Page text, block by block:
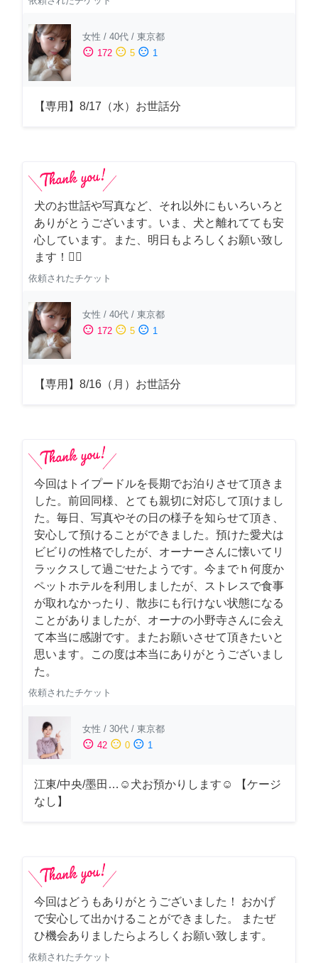
女性 / 40代 / 東京都
sentiment_satisfied 172 sentiment_neutral 5 sentiment_dissatisfied 1
【専用】8/17（水）お世話分
犬のお世話や写真など、それ以外にもいろいろと
ありがとうございます。いま、犬と離れてても安
心しています。また、明日もよろしくお願い致し
ます！🙇‍♂️
依頼されたチケット
女性 / 40代 / 東京都
sentiment_satisfied 172 sentiment_neutral 5 sentiment_dissatisfied 1
【専用】8/16（月）お世話分
今回はトイプードルを長期でお泊りさせて頂きま
した。前回同様、とても親切に対応して頂けまし
た。毎日、写真やその日の様子を知らせて頂き、
安心して預けることができました。預けた愛犬は
ビビりの性格でしたが、オーナーさんに懐いてリ
ラックスして過ごせたようです。今までｈ何度か
ペットホテルを利用しましたが、ストレスで食事
が取れなかったり、散歩にも行けない状態になる
ことがありましたが、オーナの小野寺さんに会え
て本当に感謝です。またお願いさせて頂きたいと
思います。この度は本当にありがとうございまし
た。
依頼されたチケット
女性 / 30代 / 東京都
sentiment_satisfied 42 sentiment_neutral 0 sentiment_dissatisfied 1
江東/中央/墨田…☺︎犬お預かりします☺︎ 【ケージ
なし】
今回はどうもありがとうございました！ おかげ
で安心して出かけることができました。 またぜ
ひ機会ありましたらよろしくお願い致します。
依頼されたチケット